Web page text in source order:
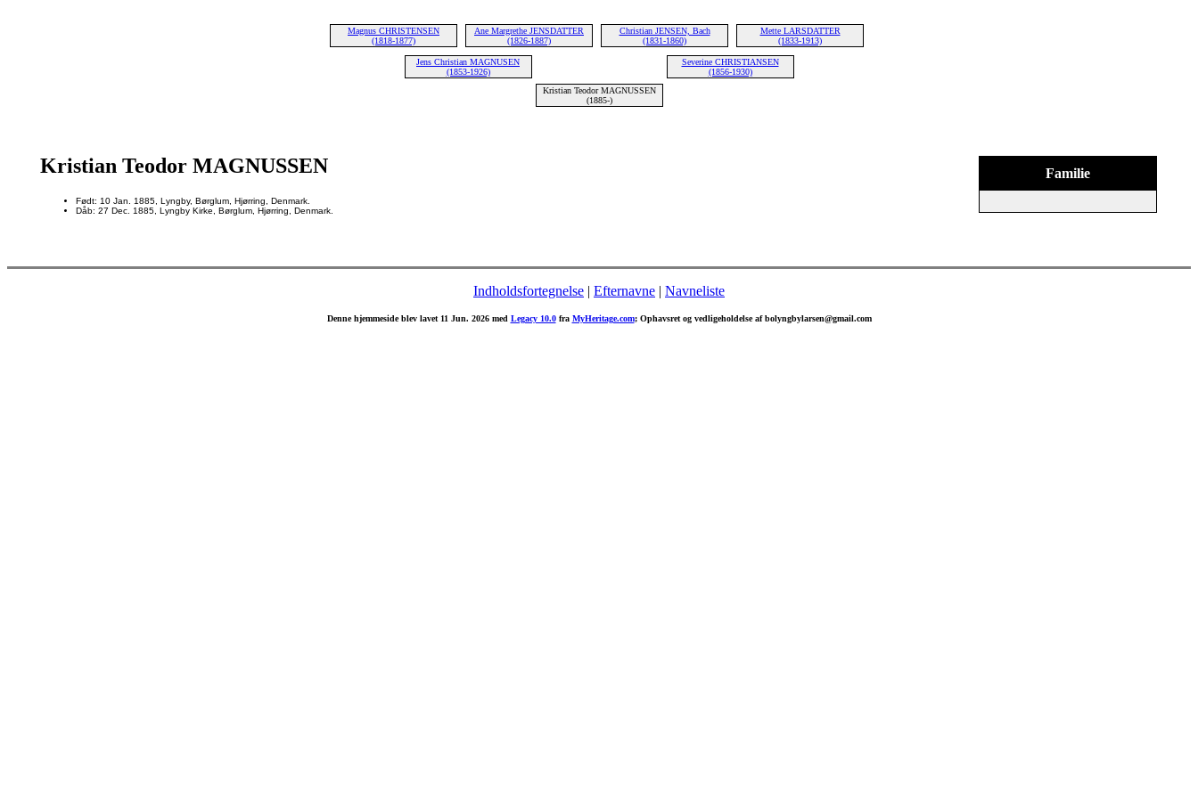
Magnus CHRISTENSEN
(1818-1877)
Ane Margrethe JENSDATTER
(1826-1887)
Christian JENSEN, Bach
(1831-1860)
Mette LARSDATTER
(1833-1913)
Jens Christian MAGNUSEN
(1853-1926)
Severine CHRISTIANSEN
(1856-1930)
Kristian Teodor MAGNUSSEN
(1885-)
Familie
Kristian Teodor MAGNUSSEN
Født: 10 Jan. 1885, Lyngby, Børglum, Hjørring, Denmark.
Dåb: 27 Dec. 1885, Lyngby Kirke, Børglum, Hjørring, Denmark.
Indholdsfortegnelse | Efternavne | Navneliste
Denne hjemmeside blev lavet 11 Jun. 2026 med Legacy 10.0fra MyHeritage.com; Ophavsret og vedligeholdelse af bolyngbylarsen@gmail.com